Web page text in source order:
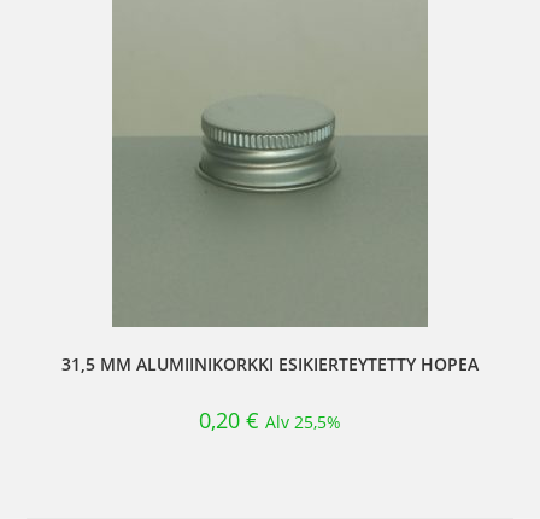
31,5 MM ALUMIINIKORKKI ESIKIERTEYTETTY HOPEA
0,20 € Alv 25,5%